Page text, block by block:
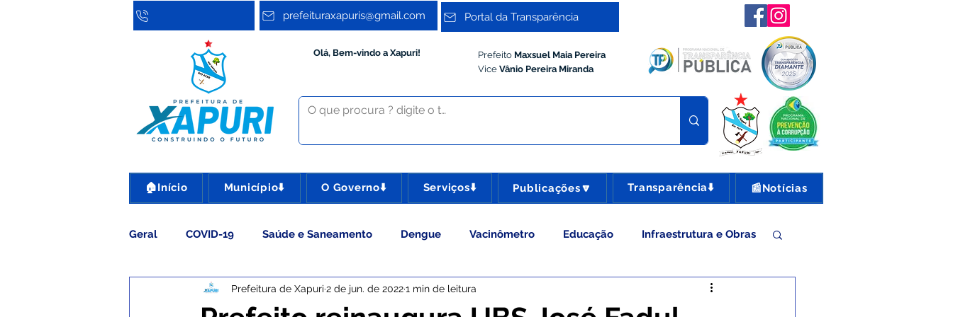
prefeituraxapuris@gmail.com Portal da Transparência
Olá, Bem-vindo a Xapuri! Prefeito Maxsuel Maia Pereira
Vice Vânio Pereira Miranda
🏠Início Município⬇️ O Governo⬇️ Serviços⬇️ Publicações🔽 Transparência⬇️ 📰Notícias
Geral COVID-19 Saúde e Saneamento Dengue Vacinômetro Educação Infraestrutura e Obras
Assistência Social Cultura Esporte e Lazer Administração e Gestão
Prefeitura de Xapuri 2 de jun. de 20221 min de leitura